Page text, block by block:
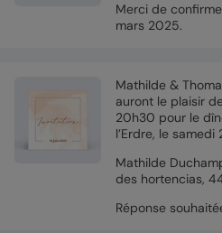
Merci de
mars 2025.
Mathilde &
auront le plaisir
20h30 pour le
l’Erdre, le
Mathilde
des hortencias,
Réponse